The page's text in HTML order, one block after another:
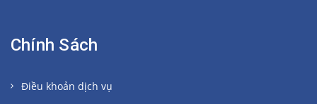
Chính Sách
Điều khoản dịch vụ